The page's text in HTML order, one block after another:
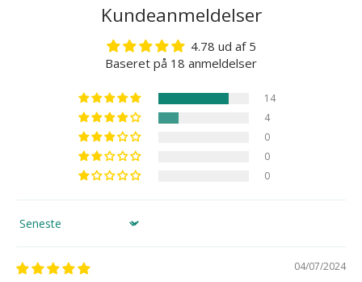
Kundeanmeldelser
4.78 ud af 5
Baseret på 18 anmeldelser
14
4
0
0
0
Sort by
04/07/2024